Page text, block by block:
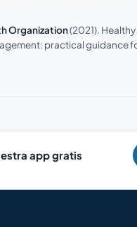
Organization(2021).
practical guidance
app gratis